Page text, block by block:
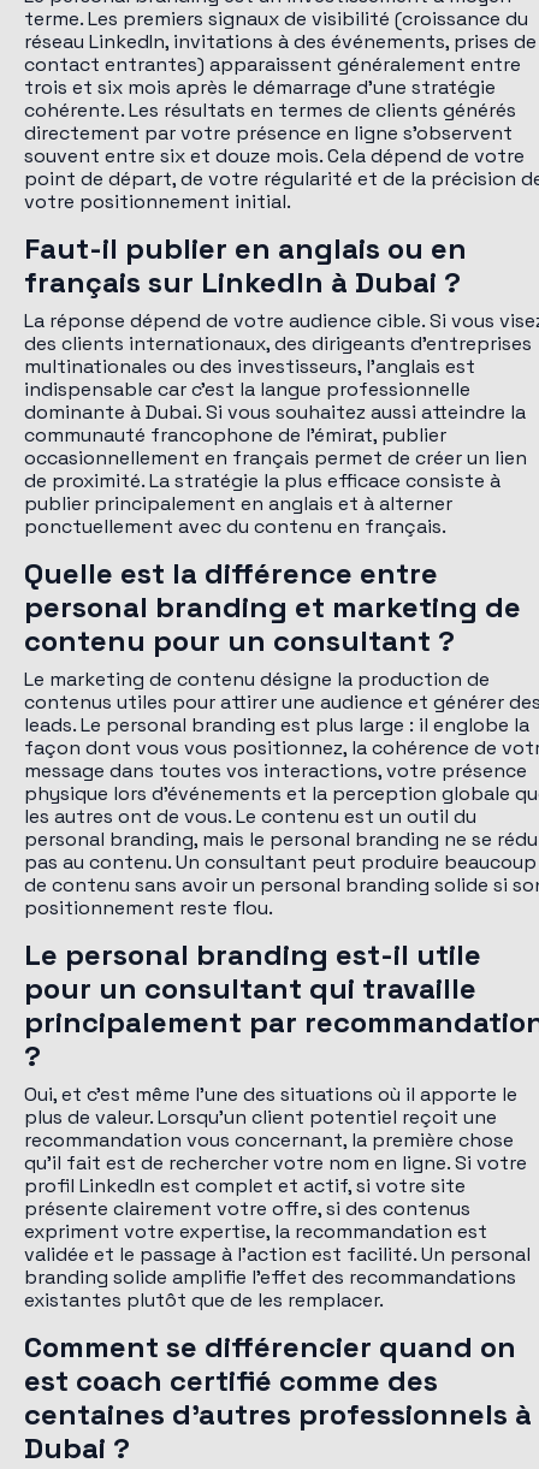
terme. Les premiers signaux de visibilité (croissance du
réseau LinkedIn, invitations à des événements, prises de
contact entrantes) apparaissent généralement entre
trois et six mois après le démarrage d'une stratégie
cohérente. Les résultats en termes de clients générés
directement par votre présence en ligne s'observent
souvent entre six et douze mois. Cela dépend de votre
point de départ, de votre régularité et de la précision
votre positionnement initial.
Faut-il publier en anglais ou en
français sur LinkedIn à Dubai ?
La réponse dépend de votre audience cible. Si vous
des clients internationaux, des dirigeants d'entreprises
multinationales ou des investisseurs, l'anglais est
indispensable car c'est la langue professionnelle
dominante à Dubai. Si vous souhaitez aussi atteindre la
communauté francophone de l'émirat, publier
occasionnellement en français permet de créer un lien
de proximité. La stratégie la plus efficace consiste à
publier principalement en anglais et à alterner
ponctuellement avec du contenu en français.
Quelle est la différence entre
personal branding et marketing de
contenu pour un consultant ?
Le marketing de contenu désigne la production de
contenus utiles pour attirer une audience et générer
leads. Le personal branding est plus large : il englobe la
façon dont vous vous positionnez, la cohérence de
message dans toutes vos interactions, votre présence
physique lors d'événements et la perception globale
les autres ont de vous. Le contenu est un outil du
personal branding, mais le personal branding ne se
pas au contenu. Un consultant peut produire beaucoup
de contenu sans avoir un personal branding solide si
positionnement reste flou.
Le personal branding est-il utile
pour un consultant qui travaille
principalement par
?
Oui, et c'est même l'une des situations où il apporte le
plus de valeur. Lorsqu'un client potentiel reçoit une
recommandation vous concernant, la première chose
qu'il fait est de rechercher votre nom en ligne. Si votre
profil LinkedIn est complet et actif, si votre site
présente clairement votre offre, si des contenus
expriment votre expertise, la recommandation est
validée et le passage à l'action est facilité. Un personal
branding solide amplifie l'effet des recommandations
existantes plutôt que de les remplacer.
Comment se différencier quand on
est coach certifié comme des
centaines d'autres professionnels à
Dubai ?